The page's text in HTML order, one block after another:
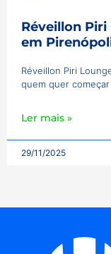
Réveillon
em
Réveillon Piri
quem quer
Ler mais »
29/11/2025